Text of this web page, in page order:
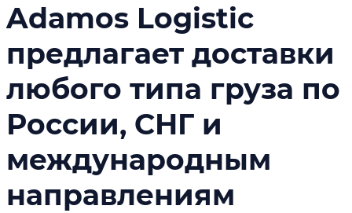
Adamos Logistic
предлагает доставки
любого типа груза по
России, СНГ и
международным
направлениям